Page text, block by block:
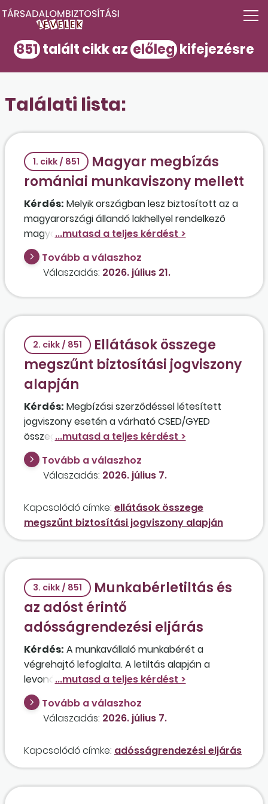
851 talált cikk az előleg kifejezésre
Találati lista:
1. cikk / 851
Magyar megbízás
romániai munkaviszony mellett
Kérdés: Melyik országban lesz biztosított az a
magyarországi állandó lakhellyel rendelkező
magyar állampolgár, aki Romániában teljes
munkaidős munkaviszonyban dolgozik, és
mellette Magyarországon megbízási
jogviszonyban is végez munkát? A romániai
munkavégzés során a foglalkoztató által
Van valamilyen különbség a járulék- és
adófizetési kötelezettségben, ha a megbízási
jogviszonyban létrejön a biztosítási
kötelezettség, illetve, ha nem?
Tovább a válaszhoz
Válaszadás: 2026. július 21.
2. cikk / 851
Ellátások összege
megszűnt biztosítási jogviszony
alapján
Kérdés: Megbízási szerződéssel létesített
jogviszony esetén a várható CSED/GYED
összegének megállapításakor figyelembe lehet
venni a korábbi munkaviszonyban kapott
bruttó munkabért?
Tovább a válaszhoz
Válaszadás: 2026. július 7.
Kapcsolódó címke: ellátások összege
megszűnt biztosítási jogviszony alapján
3. cikk / 851
Munkabérletiltás és
az adóst érintő
adósságrendezési eljárás
Kérdés: A munkavállaló munkabérét a
végrehajtó lefoglalta. A letiltás alapján a
levonásokat a munkáltató folyamatosan
érvényesítette. Adósságrendezés miatt a
letiltás a végrehajtó által felfüggesztésre
került, ennek ellenére a letiltást a munkáltató
Az illetékes kormányhivatal felhívást intézett a
munkáltatóhoz, mert az adós sérelmezte, hogy
a munkáltató továbbra is letiltja a munkabérét,
Tovább a válaszhoz
Válaszadás: 2026. július 7.
Kapcsolódó címke: adósságrendezési eljárás